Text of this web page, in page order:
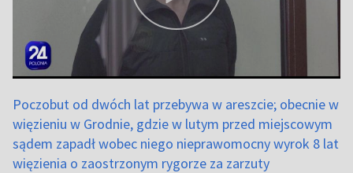
Poczobut od dwóch lat przebywa w areszcie; obecnie w
więzieniu w Grodnie, gdzie w lutym przed miejscowym
sądem zapadł wobec niego nieprawomocny wyrok 8 lat
więzienia o zaostrzonym rygorze za zarzuty